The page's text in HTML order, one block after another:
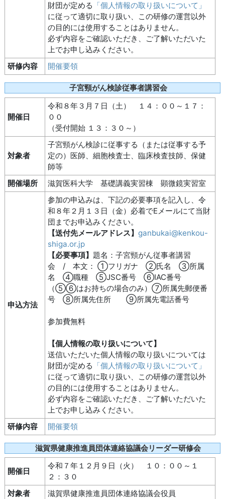
財団が定める 「個人情報の取り扱いについて」
に従って適切に取り扱い、この研修の運営以外
の目的には使用することはありません。
必ず内容をご確認いただき、ご了解いただいた
上でお申し込みください。
研修内容
開催要領
子宮頸がん検診従事者講習会
開催日
令和８年３月７日（土） １４：００～１７：
００
（受付開始 １３：３０～）
対象者
子宮頸がん検診に従事する（または従事する予
定の）医師、細胞検査士、臨床検査技師、保健
師等
開催場所
滋賀医科大学 基礎講義実習棟 顕微鏡実習室
申込方法
参加の申込みは、下記の必要事項を記入し、令
和８年２月１３日（金）必着でEメールにて当財
団までお申込みください。
【送付先メールアドレス】ganbukai@kenkou-
shiga.or.jp
【必要事項】 題名：子宮頸がん従事者講習
会 / 本文： ①フリガナ ②氏名 ③所属
名 ④職種 ⑤JSC番号 ⑥IAC番号
（⑤⑥はお持ちの場合のみ）⑦所属先郵便番
号 ⑧所属先住所 ⑨所属先電話番号
参加費無料
【個人情報の取り扱いについて】
送信いただいた個人情報の取り扱いについては
財団が定める 「個人情報の取り扱いについて」
に従って適切に取り扱い、この研修の運営以外
の目的には使用することはありません。
必ず内容をご確認いただき、ご了解いただいた
上でお申し込みください。
研修内容
開催要領
滋賀県健康推進員団体連絡協議会リーダー研修会
開催日
令和７年１２月９日（火） １０：００～１
２：３０
対象者
滋賀県健康推進員団体連絡協議会役員